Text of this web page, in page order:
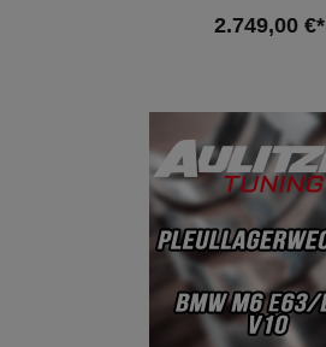
der Teile mit erneuern. Hinweis: Diese Leistung kann2.749,00 €*